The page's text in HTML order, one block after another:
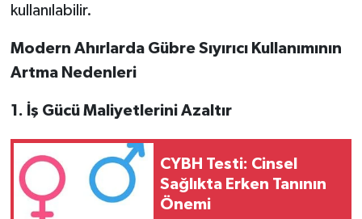
kullanılabilir.
Modern Ahırlarda Gübre Sıyırıcı Kullanımının
Artma Nedenleri
1. İş Gücü Maliyetlerini Azaltır
CYBH Testi: Cinsel
Sağlıkta Erken Tanının
Önemi